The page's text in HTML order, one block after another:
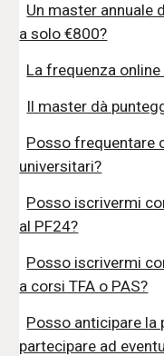
Un master annuale
a solo €800?
La frequenza
Il master dà
Posso frequentare
universitari?
Posso iscrivermi
al PF24?
Posso iscrivermi
a corsi TFA o PAS?
Posso anticipare la
partecipare ad